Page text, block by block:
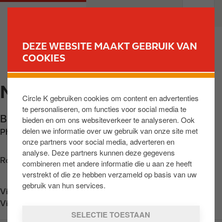
DEZE WEBSITE MAAKT GEBRUIK VAN
COOKIES
Circle K gebruiken cookies om content en advertenties
te personaliseren, om functies voor social media te
bieden en om ons websiteverkeer te analyseren. Ook
delen we informatie over uw gebruik van onze site met
onze partners voor social media, adverteren en
analyse. Deze partners kunnen deze gegevens
combineren met andere informatie die u aan ze heeft
verstrekt of die ze hebben verzameld op basis van uw
gebruik van hun services.
SELECTIE TOESTAAN
a
n
e
n
n
a
e
i
M
v
MELLE
Brusselsesteenweg 314,Melle,BE-9090,
Phone: +3292525795
Routebeschrijving opvragen
Vind ons op
Vind ons op